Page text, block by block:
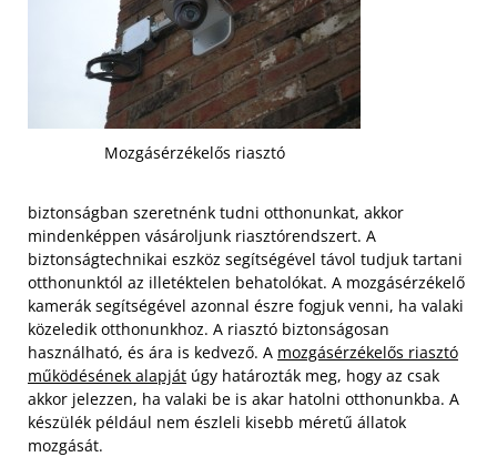
Mozgásérzékelős riasztó
biztonságban szeretnénk tudni otthonunkat, akkor
mindenképpen vásároljunk riasztórendszert. A
biztonságtechnikai eszköz segítségével távol tudjuk tartani
otthonunktól az illetéktelen behatolókat. A mozgásérzékelő
kamerák segítségével azonnal észre fogjuk venni, ha valaki
közeledik otthonunkhoz. A riasztó biztonságosan
használható, és ára is kedvező. A mozgásérzékelős riasztó
működésének alapját úgy határozták meg, hogy az csak
akkor jelezzen, ha valaki be is akar hatolni otthonunkba. A
készülék például nem észleli kisebb méretű állatok
mozgását.